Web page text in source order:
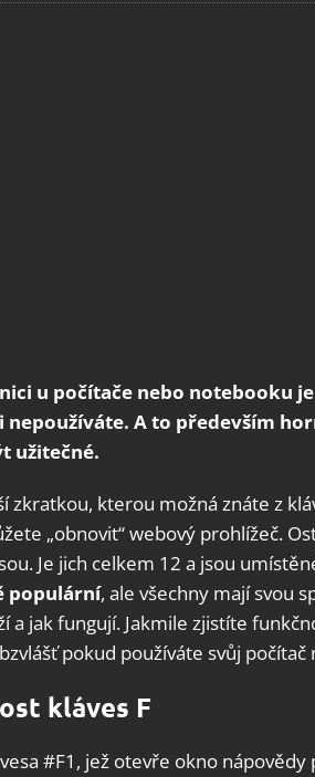
u počítače nebo notebooku
nepoužíváte. A to především
užitečné.
zkratkou, kterou možná znáte z
„obnovit“ webový prohlížeč.
Je jich celkem 12 a jsou
populární, ale všechny mají svou
a jak fungují. Jakmile zjistíte
pokud používáte svůj počítač
kláves F
#F1, jež otevře okno